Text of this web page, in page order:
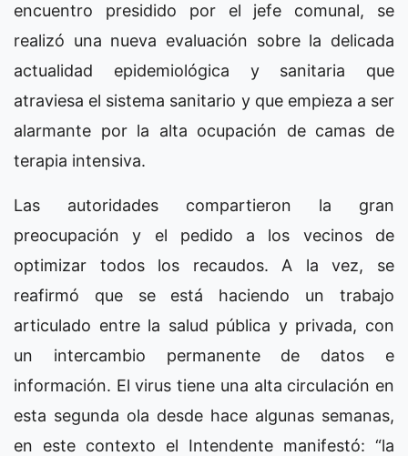
encuentro presidido por el jefe comunal, se
realizó una nueva evaluación sobre la delicada
actualidad epidemiológica y sanitaria que
atraviesa el sistema sanitario y que empieza a ser
alarmante por la alta ocupación de camas de
terapia intensiva.
Las autoridades compartieron la gran
preocupación y el pedido a los vecinos de
optimizar todos los recaudos. A la vez, se
reafirmó que se está haciendo un trabajo
articulado entre la salud pública y privada, con
un intercambio permanente de datos e
información. El virus tiene una alta circulación en
esta segunda ola desde hace algunas semanas,
en este contexto el Intendente manifestó: “la